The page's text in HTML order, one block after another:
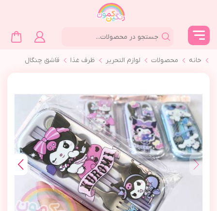
خانه محصولات لوازم التحرير ظرف غذا قاشق چنگال